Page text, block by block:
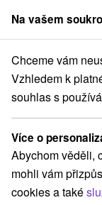
člen skupinySorger
Východné
Hotely s
Kategorie
Všechny kategorie
Hotely s bazénem
Na vašem
Chceme vám
Vzhledem k
souhlas s
Více o
Abychom věděli,
mohli vám
cookies a také